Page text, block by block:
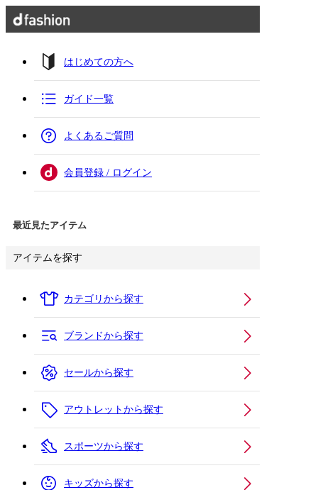
はじめての方へ
ガイド一覧
よくあるご質問
会員登録 / ログイン
最近見たアイテム
アイテムを探す
カテゴリから探す
ブランドから探す
セールから探す
アウトレットから探す
スポーツから探す
キッズから探す